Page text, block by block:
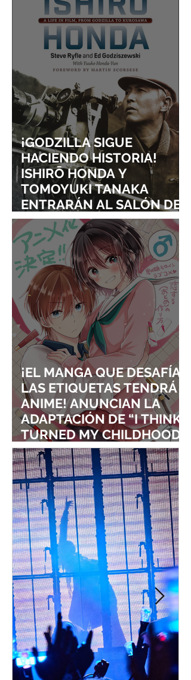
¡GODZILLA SIGUE
HACIENDO HISTORIA!
ISHIRŌ HONDA Y
TOMOYUKI TANAKA
ENTRARÁN AL SALÓN DE
LA FAMA DE LOS EFECTOS
VISUALES
¡EL MANGA QUE DESAFÍA
LAS ETIQUETAS TENDRÁ
ANIME! ANUNCIAN LA
ADAPTACIÓN DE “I THINK I
TURNED MY CHILDHOOD
FRIEND INTO A GIRL”